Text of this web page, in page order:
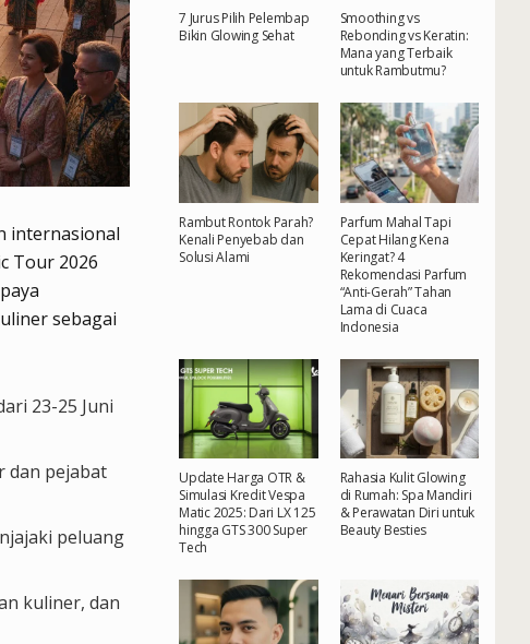
internasional
Tour 2026
sebagai
23-25 Juni
dan pejabat
peluang
kuliner, dan
7 Jurus Pilih Pelembap
Bikin Glowing Sehat
Smoothing vs
Rebonding vs Keratin:
Mana yang Terbaik
untuk Rambutmu?
Rambut Rontok Parah?
Kenali Penyebab dan
Solusi Alami
Parfum Mahal Tapi
Cepat Hilang Kena
Keringat? 4
Rekomendasi Parfum
“Anti-Gerah” Tahan
Lama di Cuaca
Indonesia
Update Harga OTR &
Simulasi Kredit Vespa
Matic 2025: Dari LX 125
hingga GTS 300 Super
Tech
Rahasia Kulit Glowing
di Rumah: Spa Mandiri
& Perawatan Diri untuk
Beauty Besties